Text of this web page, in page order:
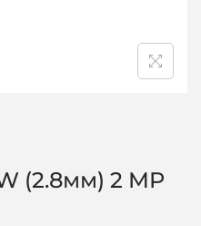
(2.8мм) 2 MP